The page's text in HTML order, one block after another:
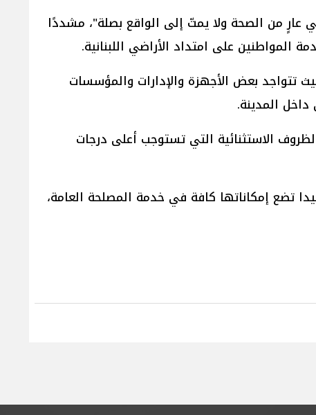
عارٍ من الصحة ولا يمتّ إلى الواقع بصلة"، مشددًا
المواطنين على امتداد الأراضي اللبنانية.
تتواجد بعض الأجهزة والإدارات والمؤسسات
داخل المدينة.
الاستثنائية التي تستوجب أعلى درجات
تضع إمكاناتها كافة في خدمة المصلحة العامة،